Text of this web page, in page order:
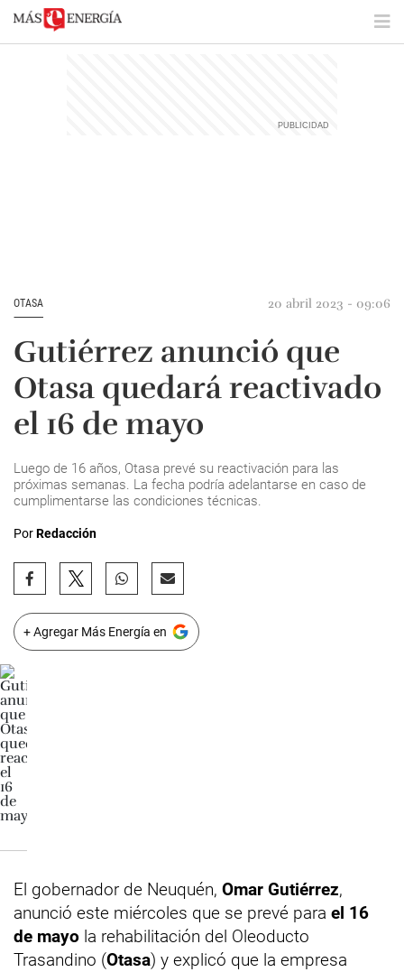
OTASA 20 abril 2023 - 09:06
Gutiérrez anunció que
Otasa quedará reactivado
el 16 de mayo
Luego de 16 años, Otasa prevé su reactivación para las
próximas semanas. La fecha podría adelantarse en caso de
cumplimentarse las condiciones técnicas.
PorRedacción
+ Agregar Más Energía en
El gobernador de Neuquén, Omar Gutiérrez,
anunció este miércoles que se prevé para el 16
de mayo la rehabilitación del Oleoducto
Trasandino (Otasa) y explicó que la empresa